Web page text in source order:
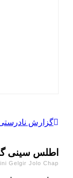
گزارش
اطلس سینی
Gelgir Jolo Chap